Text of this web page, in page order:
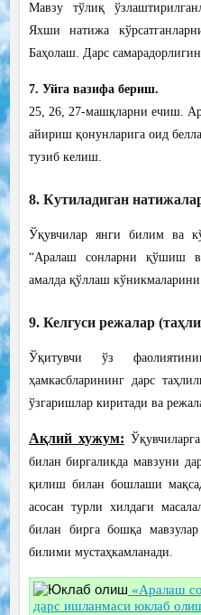
Мавзу тўлиқ
Яхши натижа
Баҳолаш. Дарс
7. Уйга вазифа бериш.
25, 26, 27-машқларни ечиш.
айириш қонунларига оид
тузиб келиш.
8. Кутиладиган
Ўқувчилар янги билим ва
“Аралаш сонларни қўшиш
амалда қўллаш кўникмаларини
9. Келгуси режалар
Ўқитувчи ўз
ҳамкасбларининг дарс
ўзгаришлар киритади ва
Ақлий хужум:
билан биргаликда мавзуни
қилиш билан бошлаши
асосан турли хилдаги
билан бирга бошқа
билими мустаҳкамланади.
«Аралаш
дарс ишланмаси юклаб